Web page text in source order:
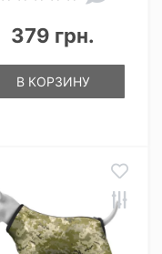
379 грн.
В КОРЗИНУ